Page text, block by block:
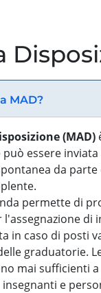
MAD?
(MAD)
essere
da parte
permette di
di
in caso di posti
graduatorie.
mai sufficienti
e